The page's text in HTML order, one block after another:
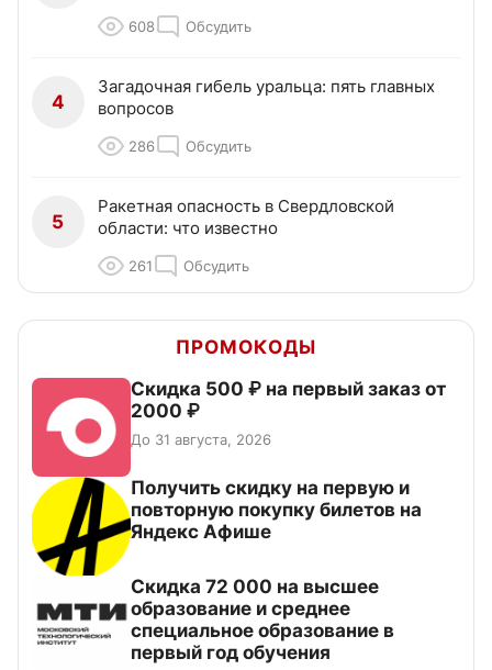
608 Обсудить
4
Загадочная гибель уральца: пять главных
вопросов
286 Обсудить
5
Ракетная опасность в Свердловской
области: что известно
261 Обсудить
ПРОМОКОДЫ
Скидка 500 ₽ на первый заказ от
2000 ₽
До 31 августа, 2026
Получить скидку на первую и
повторную покупку билетов на
Яндекс Афише
Скидка 72 000 на высшее
образование и среднее
специальное образование в
первый год обучения